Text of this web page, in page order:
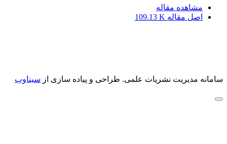
مشاهده مقاله
اصل مقاله 109.13 K
سامانه مدیریت نشریات علمی. طراحی و پیاده سازی از سیناوب